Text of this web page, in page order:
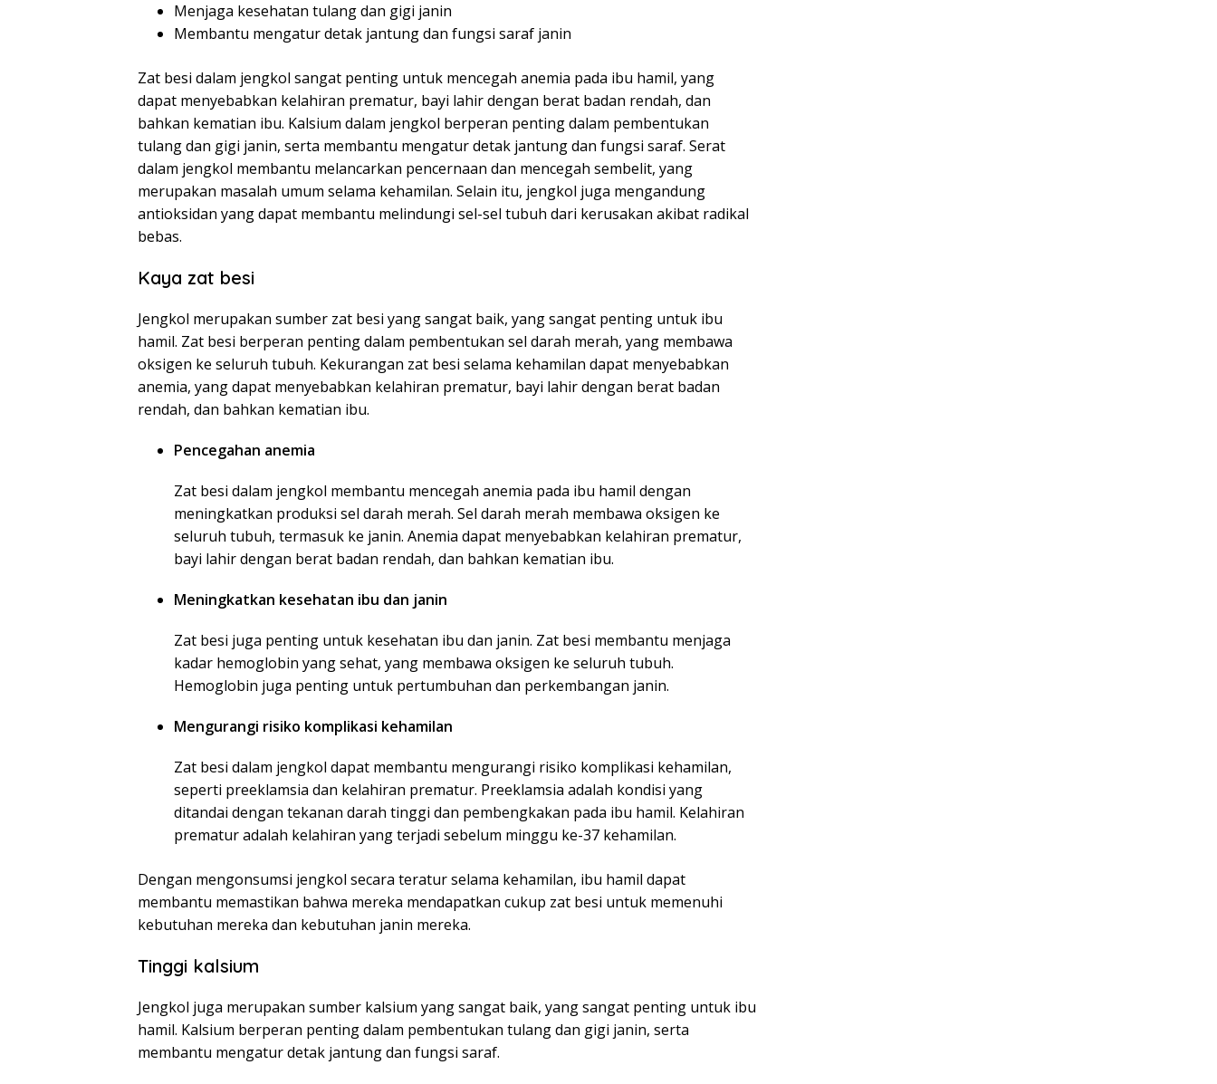
Menjaga kesehatan tulang dan gigi janin
Membantu mengatur detak jantung dan fungsi saraf janin
Zat besi dalam jengkol sangat penting untuk mencegah anemia pada ibu hamil, yang
dapat menyebabkan kelahiran prematur, bayi lahir dengan berat badan rendah, dan
bahkan kematian ibu. Kalsium dalam jengkol berperan penting dalam pembentukan
tulang dan gigi janin, serta membantu mengatur detak jantung dan fungsi saraf. Serat
dalam jengkol membantu melancarkan pencernaan dan mencegah sembelit, yang
merupakan masalah umum selama kehamilan. Selain itu, jengkol juga mengandung
antioksidan yang dapat membantu melindungi sel-sel tubuh dari kerusakan akibat radikal
bebas.
Kaya zat besi
Jengkol merupakan sumber zat besi yang sangat baik, yang sangat penting untuk ibu
hamil. Zat besi berperan penting dalam pembentukan sel darah merah, yang membawa
oksigen ke seluruh tubuh. Kekurangan zat besi selama kehamilan dapat menyebabkan
anemia, yang dapat menyebabkan kelahiran prematur, bayi lahir dengan berat badan
rendah, dan bahkan kematian ibu.
Pencegahan anemia
Zat besi dalam jengkol membantu mencegah anemia pada ibu hamil dengan
meningkatkan produksi sel darah merah. Sel darah merah membawa oksigen ke
seluruh tubuh, termasuk ke janin. Anemia dapat menyebabkan kelahiran prematur,
bayi lahir dengan berat badan rendah, dan bahkan kematian ibu.
Meningkatkan kesehatan ibu dan janin
Zat besi juga penting untuk kesehatan ibu dan janin. Zat besi membantu menjaga
kadar hemoglobin yang sehat, yang membawa oksigen ke seluruh tubuh.
Hemoglobin juga penting untuk pertumbuhan dan perkembangan janin.
Mengurangi risiko komplikasi kehamilan
Zat besi dalam jengkol dapat membantu mengurangi risiko komplikasi kehamilan,
seperti preeklamsia dan kelahiran prematur. Preeklamsia adalah kondisi yang
ditandai dengan tekanan darah tinggi dan pembengkakan pada ibu hamil. Kelahiran
prematur adalah kelahiran yang terjadi sebelum minggu ke-37 kehamilan.
Dengan mengonsumsi jengkol secara teratur selama kehamilan, ibu hamil dapat
membantu memastikan bahwa mereka mendapatkan cukup zat besi untuk memenuhi
kebutuhan mereka dan kebutuhan janin mereka.
Tinggi kalsium
Jengkol juga merupakan sumber kalsium yang sangat baik, yang sangat penting untuk ibu
hamil. Kalsium berperan penting dalam pembentukan tulang dan gigi janin, serta
membantu mengatur detak jantung dan fungsi saraf.